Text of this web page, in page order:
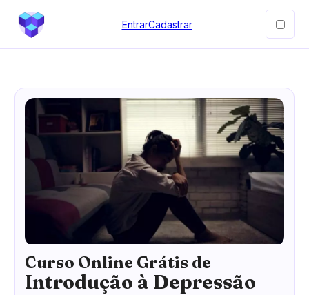
EntrarCadastrar
Curso Online Grátis de
Introdução à Depressão